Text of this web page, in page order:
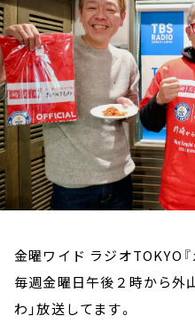
金曜ワイド ラジオTOKYO『
毎週金曜日午後２時から外
わ」放送してます。